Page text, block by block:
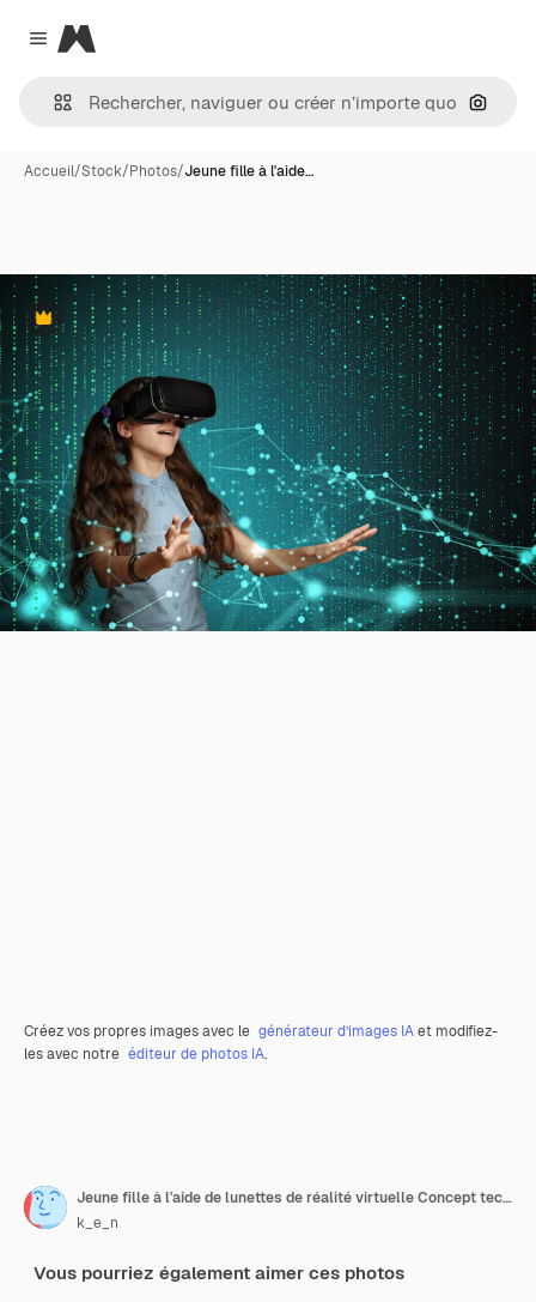
Close menu
Magnific
Accueil/Stock/Photos/Jeune fille à l'aide…
Premium
Créez vos propres images avec le générateur d’images IAet modifiez-
les avec notre éditeur de photos IA.
Jeune fille à l'aide de lunettes de réalité virtuelle Concept technologique futur
k_e_n
Vous pourriez également aimer ces photos